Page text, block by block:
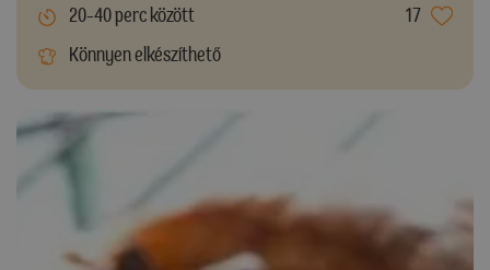
20-40 perc között
17
Könnyen elkészíthető